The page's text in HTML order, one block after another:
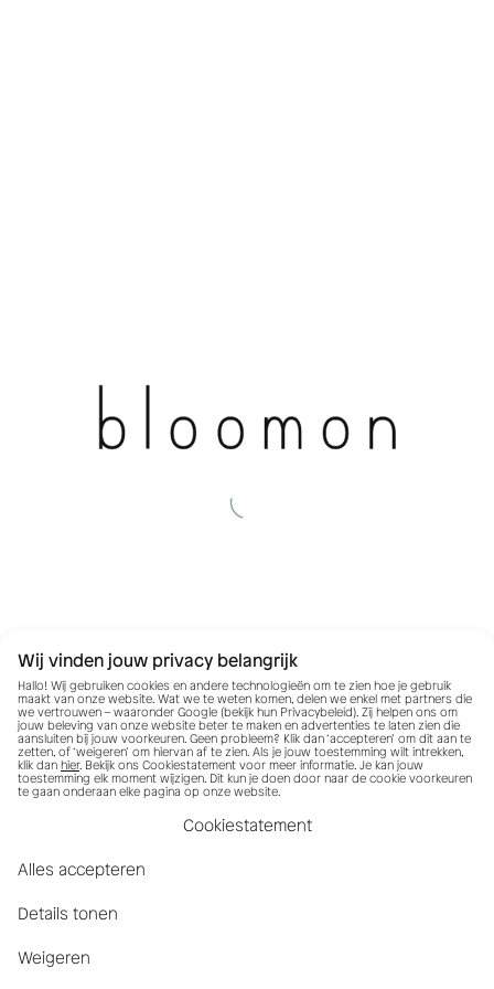
Wij vinden jouw privacy belangrijk
Hallo! Wij gebruiken cookies en andere technologieën om te zien hoe je gebruik
maakt van onze website. Wat we te weten komen, delen we enkel met partners die
we vertrouwen – waaronder Google (bekijk hun Privacybeleid). Zij helpen ons om
jouw beleving van onze website beter te maken en advertenties te laten zien die
aansluiten bij jouw voorkeuren. Geen probleem? Klik dan ‘accepteren’ om dit aan te
zetten, of ‘weigeren’ om hiervan af te zien. Als je jouw toestemming wilt intrekken,
klik dan hier. Bekijk ons Cookiestatement voor meer informatie. Je kan jouw
toestemming elk moment wijzigen. Dit kun je doen door naar de cookie voorkeuren
te gaan onderaan elke pagina op onze website.
Cookiestatement
Alles accepteren
Details tonen
Weigeren